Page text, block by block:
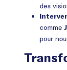
des
comme
pour